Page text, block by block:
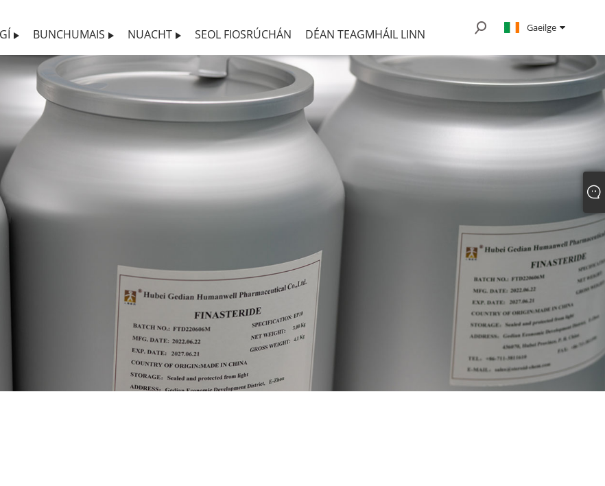
BUNCHUMAIS NUACHT SEOL FIOSRÚCHÁN DÉAN TEAGMHÁIL LINN Gaeilge